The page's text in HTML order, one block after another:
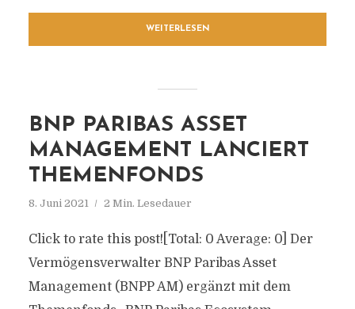
WEITERLESEN
BNP PARIBAS ASSET
MANAGEMENT LANCIERT
THEMENFONDS
8. Juni 2021 2 Min. Lesedauer
Click to rate this post![Total: 0 Average: 0] Der
Vermögensverwalter BNP Paribas Asset
Management (BNPP AM) ergänzt mit dem